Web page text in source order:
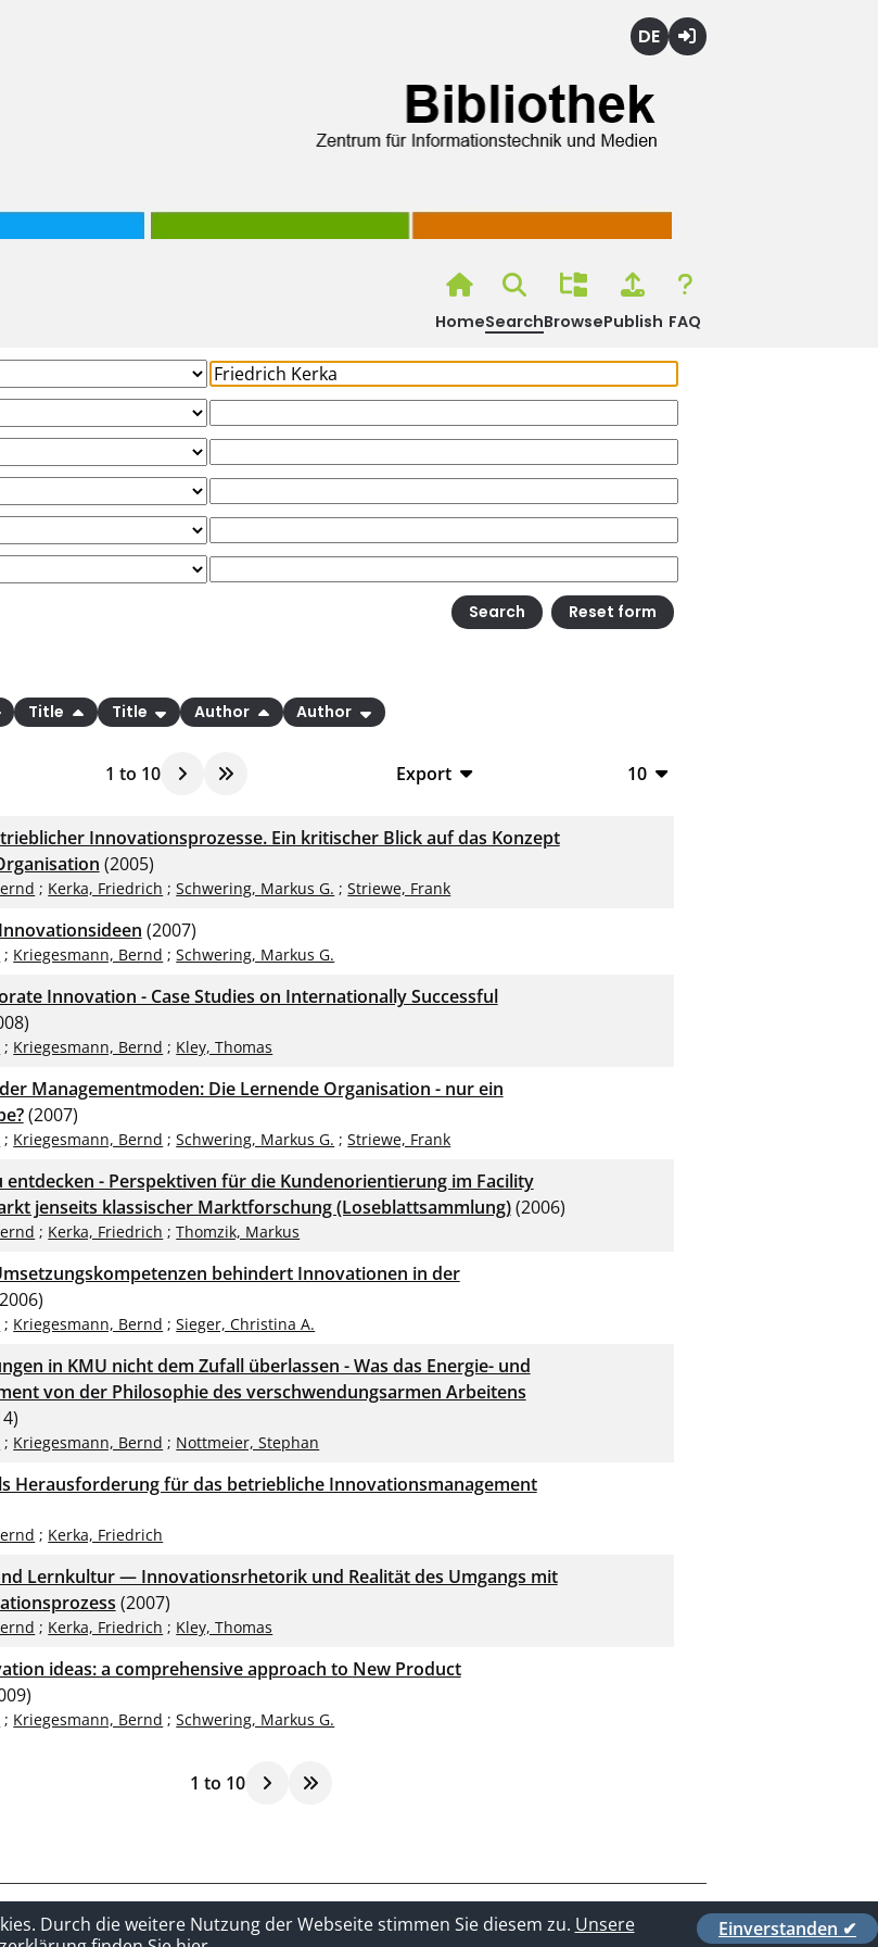
HomeSearchBrowsePublish FAQ
1 to 10
Export
CSV
RIS
10
Title Title Author Author
Innovationsprozesse. Ein kritischer Blick auf das Konzept
(2005)
; Kerka, Friedrich ;Schwering, Markus G. ;Striewe, Frank
(2007)
; Kriegesmann, Bernd ;Schwering, Markus G.
Innovation - Case Studies on Internationally Successful
; Kriegesmann, Bernd ; Kley, Thomas
Managementmoden: Die Lernende Organisation - nur ein
(2007)
; Kriegesmann, Bernd ;Schwering, Markus G. ;Striewe, Frank
entdecken - Perspektiven für die Kundenorientierung im Facility
jenseits klassischer Marktforschung (Loseblattsammlung)(2006)
; Kerka, Friedrich ;Thomzik, Markus
behindert Innovationen in der
; Kriegesmann, Bernd ;Sieger, Christina A.
in KMU nicht dem Zufall überlassen - Was das Energie- und
von der Philosophie des verschwendungsarmen Arbeitens
; Kriegesmann, Bernd ; Nottmeier, Stephan
Herausforderung für das betriebliche Innovationsmanagement
; Kerka, Friedrich
Lernkultur — Innovationsrhetorik und Realität des Umgangs mit
(2007)
; Kerka, Friedrich ; Kley, Thomas
ideas: a comprehensive approach to New Product
; Kriegesmann, Bernd ;Schwering, Markus G.
1 to 10
Einverstanden ✔
Durch die weitere Nutzung der Webseite stimmen Sie diesem zu. Unsere